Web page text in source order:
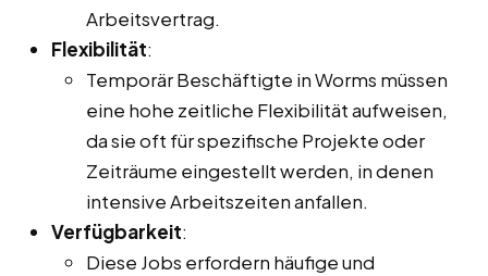
Arbeitsvertrag.
Flexibilität:
Temporär Beschäftigte in Worms müssen
eine hohe zeitliche Flexibilität aufweisen,
da sie oft für spezifische Projekte oder
Zeiträume eingestellt werden, in denen
intensive Arbeitszeiten anfallen.
Verfügbarkeit:
Diese Jobs erfordern häufige und